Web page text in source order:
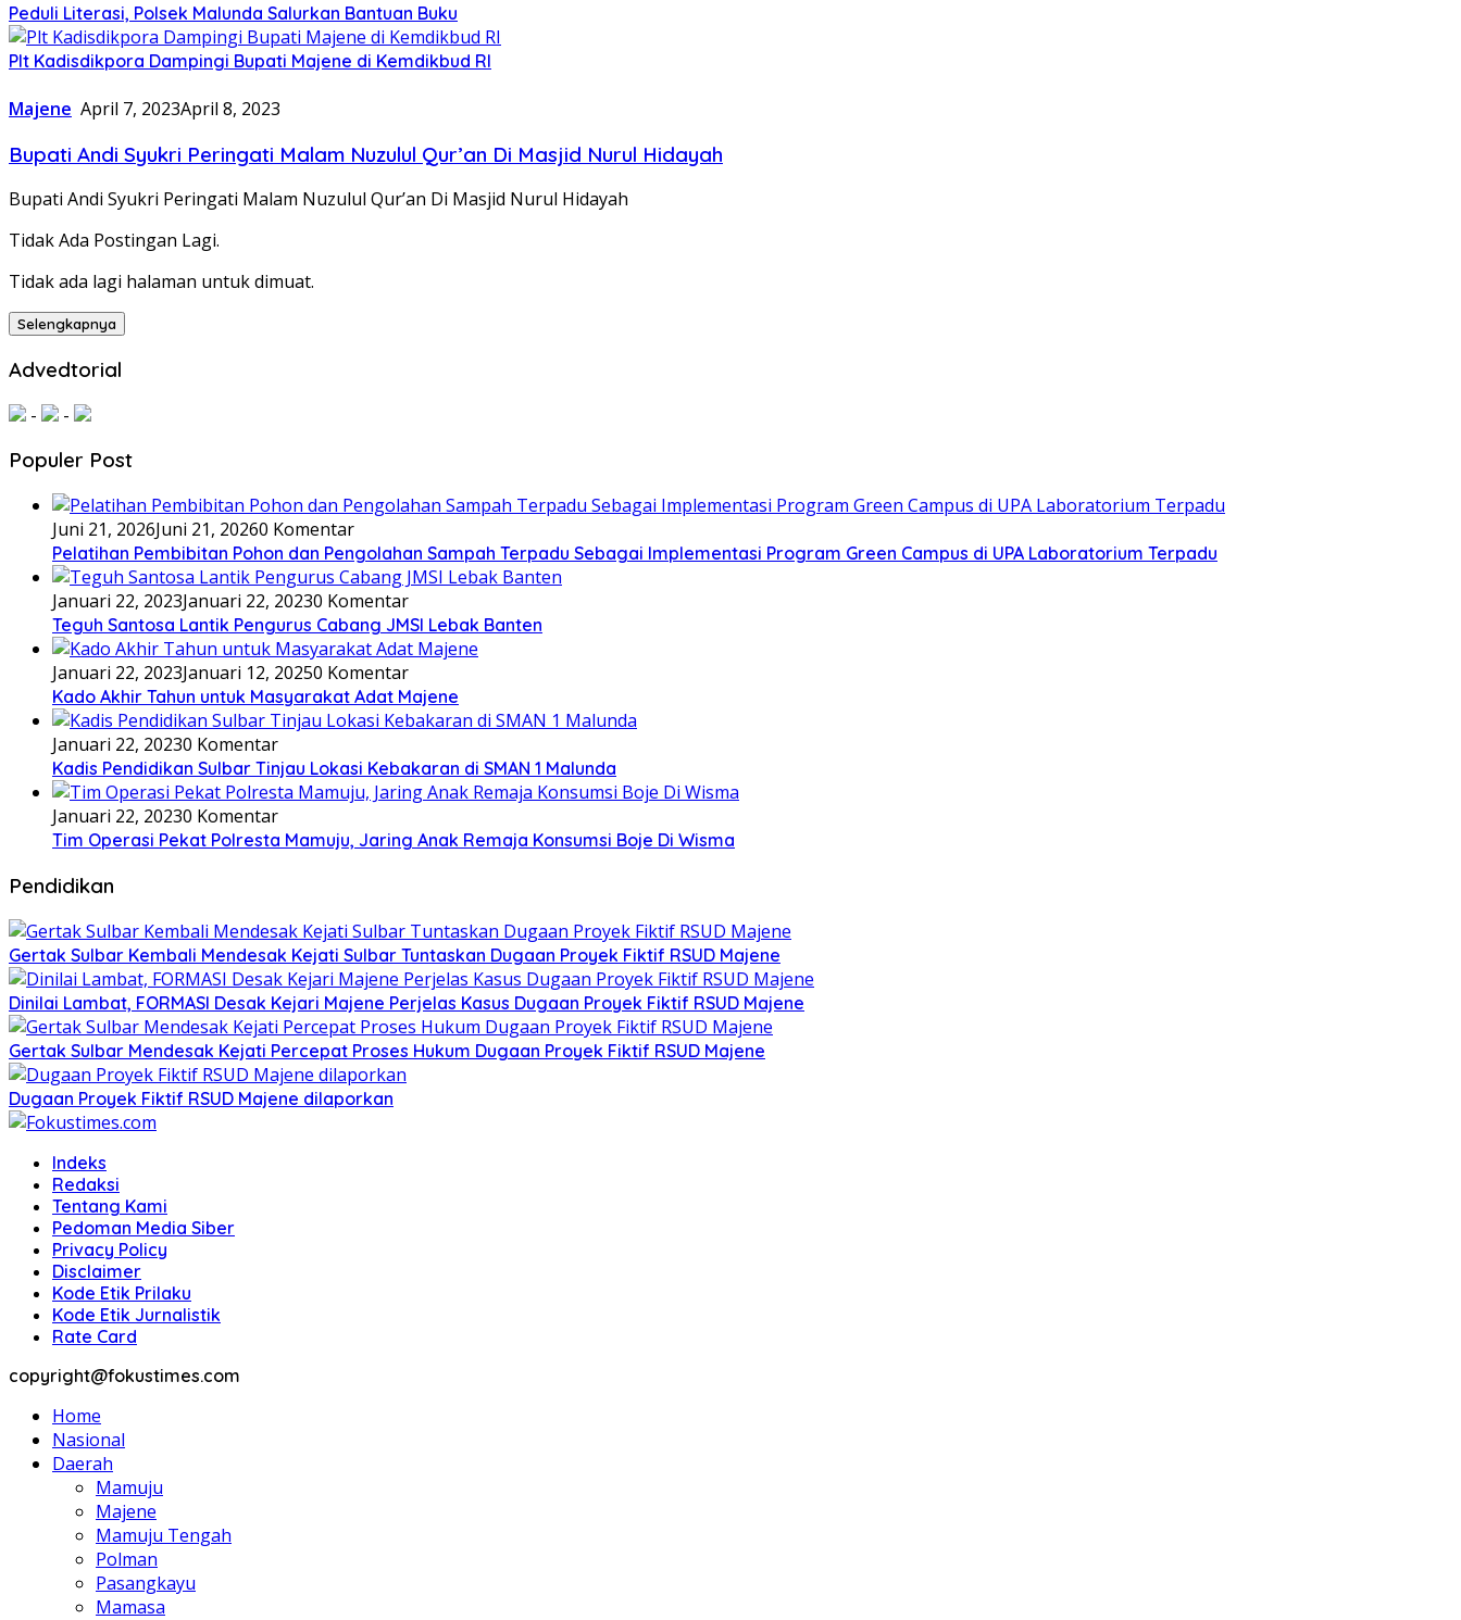
Peduli Literasi, Polsek Malunda Salurkan Bantuan Buku
Plt Kadisdikpora Dampingi Bupati Majene di Kemdikbud RI
Majene April 7, 2023April 8, 2023
Bupati Andi Syukri Peringati Malam Nuzulul Qur’an Di Masjid Nurul Hidayah
Bupati Andi Syukri Peringati Malam Nuzulul Qur’an Di Masjid Nurul Hidayah
Tidak Ada Postingan Lagi.
Tidak ada lagi halaman untuk dimuat.
Selengkapnya
Advedtorial
- -
Populer Post
Juni 21, 2026Juni 21, 20260 Komentar
Pelatihan Pembibitan Pohon dan Pengolahan Sampah Terpadu Sebagai Implementasi Program Green Campus di UPA Laboratorium Terpadu
Januari 22, 2023Januari 22, 20230 Komentar
Teguh Santosa Lantik Pengurus Cabang JMSI Lebak Banten
Januari 22, 2023Januari 12, 20250 Komentar
Kado Akhir Tahun untuk Masyarakat Adat Majene
Januari 22, 20230 Komentar
Kadis Pendidikan Sulbar Tinjau Lokasi Kebakaran di SMAN 1 Malunda
Januari 22, 20230 Komentar
Tim Operasi Pekat Polresta Mamuju, Jaring Anak Remaja Konsumsi Boje Di Wisma
Pendidikan
Gertak Sulbar Kembali Mendesak Kejati Sulbar Tuntaskan Dugaan Proyek Fiktif RSUD Majene
Dinilai Lambat, FORMASI Desak Kejari Majene Perjelas Kasus Dugaan Proyek Fiktif RSUD Majene
Gertak Sulbar Mendesak Kejati Percepat Proses Hukum Dugaan Proyek Fiktif RSUD Majene
Dugaan Proyek Fiktif RSUD Majene dilaporkan
Indeks
Redaksi
Tentang Kami
Pedoman Media Siber
Privacy Policy
Disclaimer
Kode Etik Prilaku
Kode Etik Jurnalistik
Rate Card
copyright@fokustimes.com
Home
Nasional
Daerah
Mamuju
Majene
Mamuju Tengah
Polman
Pasangkayu
Mamasa